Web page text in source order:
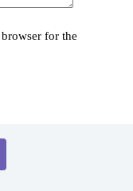
for the